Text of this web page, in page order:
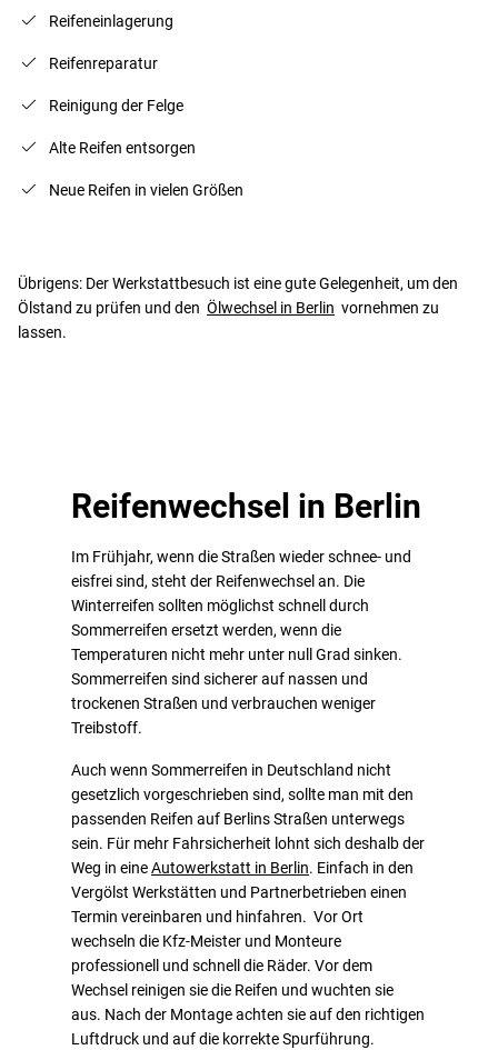
Reifeneinlagerung
Reifenreparatur
Reinigung der Felge
Alte Reifen entsorgen
Neue Reifen in vielen Größen
Übrigens: Der Werkstattbesuch ist eine gute Gelegenheit, um den
Ölstand zu prüfen und den Ölwechsel in Berlin vornehmen zu
lassen.
Reifenwechsel in Berlin
Im Frühjahr, wenn die Straßen wieder schnee- und
eisfrei sind, steht der Reifenwechsel an. Die
Winterreifen sollten möglichst schnell durch
Sommerreifen ersetzt werden, wenn die
Temperaturen nicht mehr unter null Grad sinken.
Sommerreifen sind sicherer auf nassen und
trockenen Straßen und verbrauchen weniger
Treibstoff.
Auch wenn Sommerreifen in Deutschland nicht
gesetzlich vorgeschrieben sind, sollte man mit den
passenden Reifen auf Berlins Straßen unterwegs
sein. Für mehr Fahrsicherheit lohnt sich deshalb der
Weg in eineAutowerkstatt in Berlin. Einfach in den
Vergölst Werkstätten und Partnerbetrieben einen
Termin vereinbaren und hinfahren. Vor Ort
wechseln die Kfz-Meister und Monteure
professionell und schnell die Räder. Vor dem
Wechsel reinigen sie die Reifen und wuchten sie
aus. Nach der Montage achten sie auf den richtigen
Luftdruck und auf die korrekte Spurführung.